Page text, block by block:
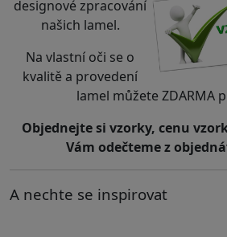
designové zpracování
našich lamel.
Na vlastní oči se o
kvalitě a provedení
lamel můžete ZDARMA
Objednejte si vzorky, cenu
Vám odečteme z
A nechte se inspirovat